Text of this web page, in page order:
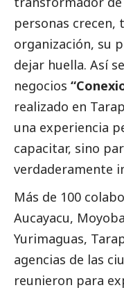
personas crecen,
organización, su
dejar huella. Así
negocios
realizado en
una experiencia
capacitar, sino
verdaderamente
Más de 100
Aucayacu,
Yurimaguas,
agencias de las
reunieron para